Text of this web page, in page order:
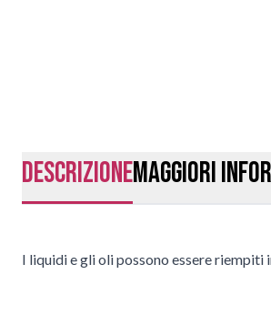
DescrizioneMaggiori
I liquidi e gli oli possono essere riempiti